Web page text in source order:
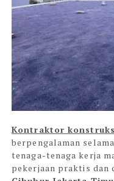
Kontraktor
berpengalaman
tenaga-tenaga kerja
pekerjaan praktis dan